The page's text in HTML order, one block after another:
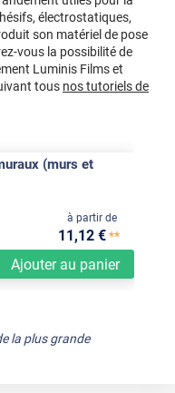
électrostatiques,
son matériel de pose
vous la possibilité de
Luminis Films et
tous nos tutoriels de
(murs et
Ajouter au panier
à partir de
11,12 €**
la plus grande